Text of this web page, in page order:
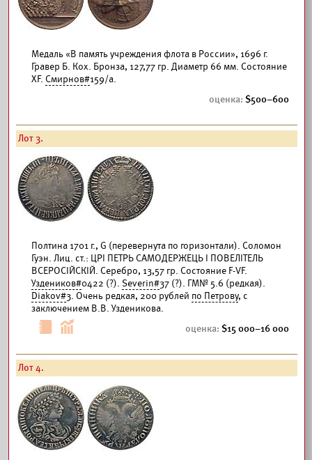
Медаль «В память учреждения флота в России», 1696 г.
Гравер Б. Кох. Бронза, 127,77 гр. Диаметр 66 мм. Состояние
XF. Смирнов#159/а.
500–600
Лот 3.
Полтина 1701 г., G (перевернута по горизонтали). Соломон
Гуэн. Лиц. ст.: ЦРI ПЕТРЬ САМОДЕРЖЕЦЬ I ПОВЕЛIТЕЛЬ
ВСЕРОСIЙСКIЙ. Серебро, 13,57 гр. Состояние F-VF.
Уздеников#0422 (?). Severin#37 (?). ГМ№ 5.6 (редкая).
Diakov#3. Очень редкая, 200 рублей по Петрову, с
заключением В.В. Узденикова.
15 000–16 000
Лот 4.